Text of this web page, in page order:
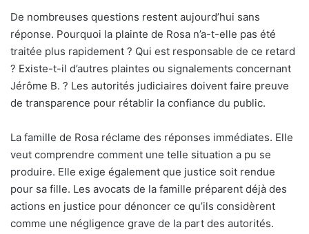
De nombreuses questions restent aujourd’hui sans
réponse. Pourquoi la plainte de Rosa n’a-t-elle pas été
traitée plus rapidement ? Qui est responsable de ce retard
? Existe-t-il d’autres plaintes ou signalements concernant
Jérôme B. ? Les autorités judiciaires doivent faire preuve
de transparence pour rétablir la confiance du public.
La famille de Rosa réclame des réponses immédiates. Elle
veut comprendre comment une telle situation a pu se
produire. Elle exige également que justice soit rendue
pour sa fille. Les avocats de la famille préparent déjà des
actions en justice pour dénoncer ce qu’ils considèrent
comme une négligence grave de la part des autorités.